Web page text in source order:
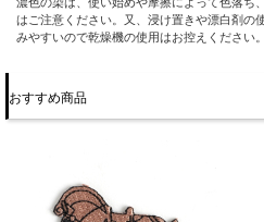
はご注意ください。又、浸け置きや漂白剤の
みやすいので乾燥機の使用はお控えください。
おすすめ商品